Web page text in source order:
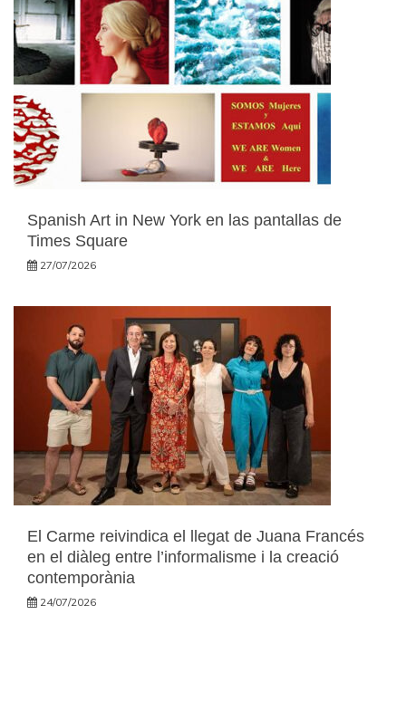
Spanish Art in New York en las pantallas de
Times Square
27/07/2026
El Carme reivindica el llegat de Juana Francés
en el diàleg entre l’informalisme i la creació
contemporània
24/07/2026